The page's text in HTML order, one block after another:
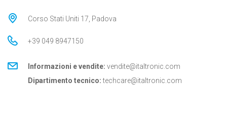
Corso Stati Uniti 17, Padova
+39 049 8947150
Informazioni e vendite: vendite@italtronic.com
Dipartimento tecnico: techcare@italtronic.com